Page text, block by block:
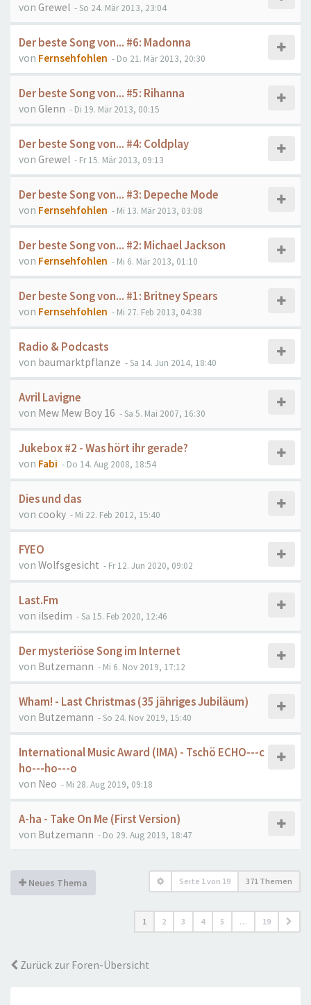
von Grewel - So 24. Mär 2013, 23:04
Der beste Song von... #6: Madonna
von Fernsehfohlen - Do 21. Mär 2013, 20:30
Der beste Song von... #5: Rihanna
von Glenn - Di 19. Mär 2013, 00:15
Der beste Song von... #4: Coldplay
von Grewel - Fr 15. Mär 2013, 09:13
Der beste Song von... #3: Depeche Mode
von Fernsehfohlen - Mi 13. Mär 2013, 03:08
Der beste Song von... #2: Michael Jackson
von Fernsehfohlen - Mi 6. Mär 2013, 01:10
Der beste Song von... #1: Britney Spears
von Fernsehfohlen - Mi 27. Feb 2013, 04:38
Radio & Podcasts
von baumarktpflanze - Sa 14. Jun 2014, 18:40
Avril Lavigne
von Mew Mew Boy 16 - Sa 5. Mai 2007, 16:30
Jukebox #2 - Was hört ihr gerade?
von Fabi - Do 14. Aug 2008, 18:54
Dies und das
von cooky - Mi 22. Feb 2012, 15:40
FYEO
von Wolfsgesicht - Fr 12. Jun 2020, 09:02
Last.Fm
von ilsedim - Sa 15. Feb 2020, 12:46
Der mysteriöse Song im Internet
von Butzemann - Mi 6. Nov 2019, 17:12
Wham! - Last Christmas (35 jähriges Jubiläum)
von Butzemann - So 24. Nov 2019, 15:40
International Music Award (IMA) - Tschö ECHO---c
ho---ho---o
von Neo - Mi 28. Aug 2019, 09:18
A-ha - Take On Me (First Version)
von Butzemann - Do 29. Aug 2019, 18:47
Neues Thema Seite 1von 19 371 Themen
1 2 3 4 5 … 19
Zurück zur Foren-Übersicht